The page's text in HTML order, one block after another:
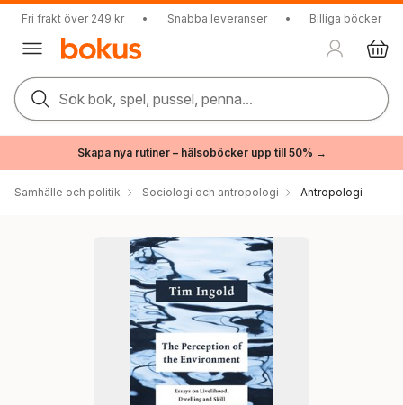
Fri frakt över 249 kr • Snabba leveranser • Billiga böcker
Sök bok, spel, pussel, penna...
Skapa nya rutiner – hälsoböcker upp till 50% →
Samhälle och politik Sociologi och antropologi Antropologi